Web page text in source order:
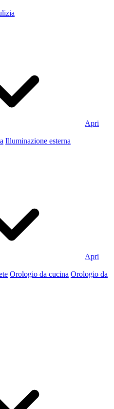
Apri
Illuminazione esterna
Apri
Orologio da cucina Orologio da